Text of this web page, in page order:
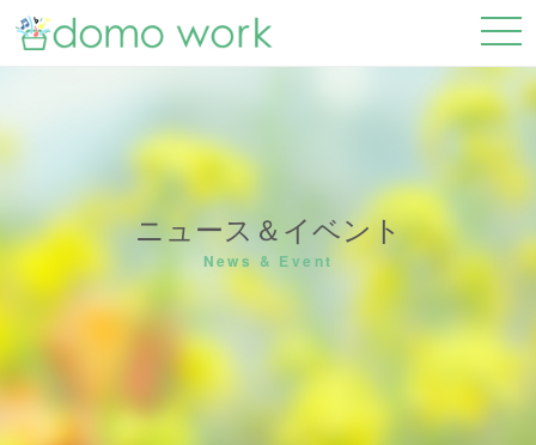
ニュース＆イベント
News & Event